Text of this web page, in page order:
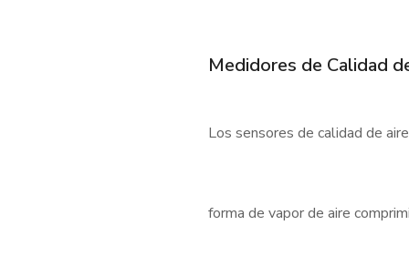
Medidores de Calidad
Los sensores de calidad de
forma de vapor de aire